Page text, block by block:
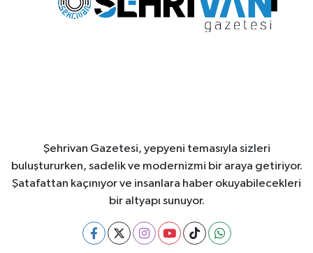
Şehrivan Gazetesi, yepyeni temasıyla sizleri
buluştururken, sadelik ve modernizmi bir araya getiriyor.
Şatafattan kaçınıyor ve insanlara haber okuyabilecekleri
bir altyapı sunuyor.